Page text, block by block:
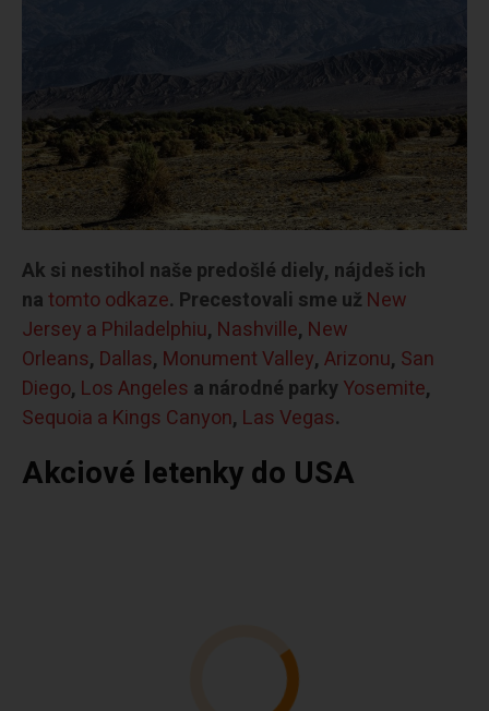
Ak si nestihol naše predošlé diely, nájdeš ich
natomto odkaze. Precestovali sme už New
Jersey a Philadelphiu, Nashville, New
Orleans, Dallas, Monument Valley, Arizonu, San
Diego, Los Angeles a národné parkyYosemite,
Sequoia a Kings Canyon, Las Vegas.
Akciové letenky do USA